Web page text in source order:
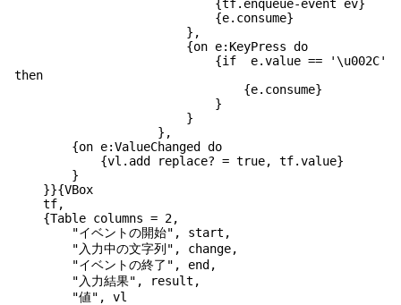
{tf.enqueue-event ev}
{e.consume}
},
{on e:KeyPress do
{if e.value == '\u002C'
then
{e.consume}
}
}
},
{on e:ValueChanged do
{vl.add replace? = true, tf.value}
}
}}{VBox
tf,
{Table columns = 2,
"イベントの開始", start,
"入力中の文字列", change,
"イベントの終了", end,
"入力結果", result,
"値", vl